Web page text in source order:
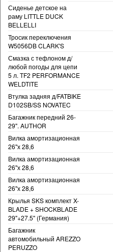
Сиденье детское на
раму LITTLE DUCK
BELLELLI
Тросик переключения
W5056DB CLARK'S
Смазка с тефлоном д/
любой погоды для цепи
5 л. TF2 PERFORMANCE
WELDTITE
Втулка задняя д/FATBIKE
D102SB/SS NOVATEC
Багажник передний 26-
29". AUTHOR
Вилка амортизационная
26"х 28,6
Вилка амортизационная
26"х 28,6
Вилка амортизационная
26"х 28,6
Крылья SKS комплект X-
BLADE + SHOCKBLADE
29"+27.5" (Германия)
Багажник
автомобильный AREZZO
PERUZZO